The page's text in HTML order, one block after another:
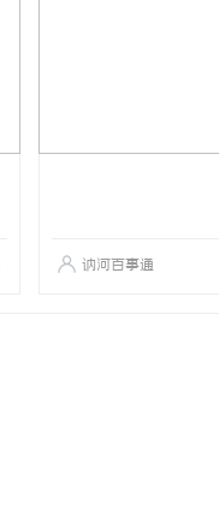
讷河百事通